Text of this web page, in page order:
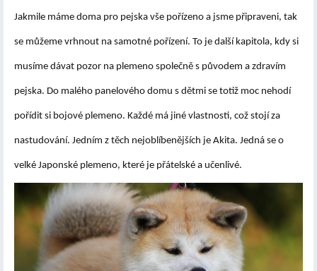
Jakmile máme doma pro pejska vše pořízeno a jsme připraveni, tak
se můžeme vrhnout na samotné pořízení. To je další kapitola, kdy si
musíme dávat pozor na plemeno společně s původem a zdravím
pejska. Do malého panelového domu s dětmi se totiž moc nehodí
pořídit si bojové plemeno. Každé má jiné vlastnosti, což stojí za
nastudování. Jedním z těch nejoblíbenějších je Akita. Jedná se o
velké Japonské plemeno, které je přátelské a učenlivé.